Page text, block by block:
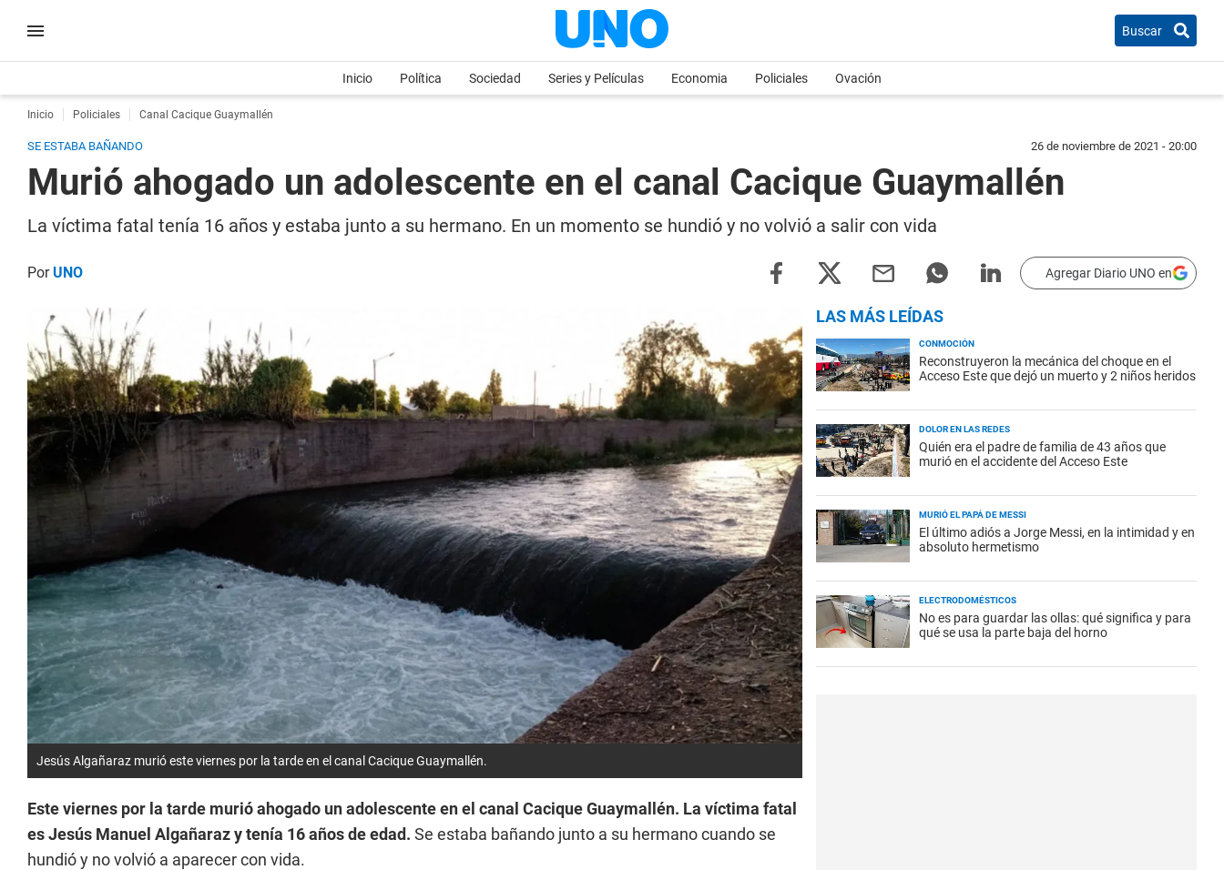
Buscar
Inicio Política Sociedad Series y Películas Economia Policiales Ovación
Inicio Policiales Canal Cacique Guaymallén
SE ESTABA BAÑANDO 26 de noviembre de 2021 - 20:00
Murió ahogado un adolescente en el canal Cacique Guaymallén
La víctima fatal tenía 16 años y estaba junto a su hermano. En un momento se hundió y no volvió a salir con vida
PorUNO Agregar Diario UNO en
Jesús Algañaraz murió este viernes por la tarde en el canal Cacique Guaymallén.
Este viernes por la tarde murió ahogado un adolescente en el canal Cacique Guaymallén. La víctima fatal
es Jesús Manuel Algañaraz y tenía 16 años de edad. Se estaba bañando junto a su hermano cuando se
hundió y no volvió a aparecer con vida.
LAS MÁS LEÍDAS
CONMOCIÓN
Reconstruyeron la mecánica del choque en el
Acceso Este que dejó un muerto y 2 niños heridos
DOLOR EN LAS REDES
Quién era el padre de familia de 43 años que
murió en el accidente del Acceso Este
MURIÓ EL PAPÁ DE MESSI
El último adiós a Jorge Messi, en la intimidad y en
absoluto hermetismo
ELECTRODOMÉSTICOS
No es para guardar las ollas: qué significa y para
qué se usa la parte baja del horno